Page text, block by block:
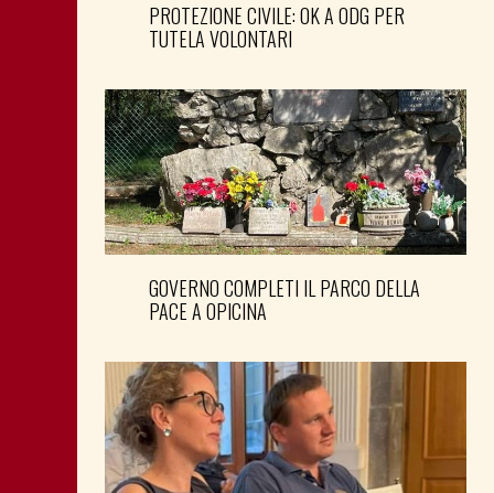
PROTEZIONE CIVILE: OK A ODG PER
TUTELA VOLONTARI
GOVERNO COMPLETI IL PARCO DELLA
PACE A OPICINA